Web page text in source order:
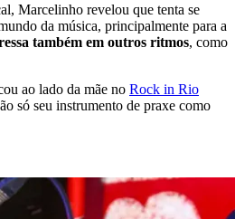
Marcelinho revelou que tenta se
da música, principalmente para a
também em outros ritmos, como
ao lado da mãe no Rock in Rio
só seu instrumento de praxe como